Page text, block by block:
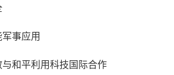
军事应用
和平利用科技国际合作